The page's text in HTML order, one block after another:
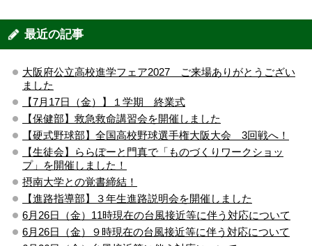
最近の記事
大阪府公立高校進学フェア2027 ご来場ありがとうござい
ました
【7月17日（金）】１学期 終業式
【保健部】救急救命講習会を開催しました
【硬式野球部】全国高校野球選手権大阪大会 3回戦へ！
【生徒会】ららぽーと門真で「ものづくりワークショッ
プ」を開催しました！
摂南大学との覚書締結！
【進路指導部】３年生進路説明会を開催しました
6月26日（金）11時現在の台風接近等に伴う対応について
6月26日（金）９時現在の台風接近等に伴う対応について